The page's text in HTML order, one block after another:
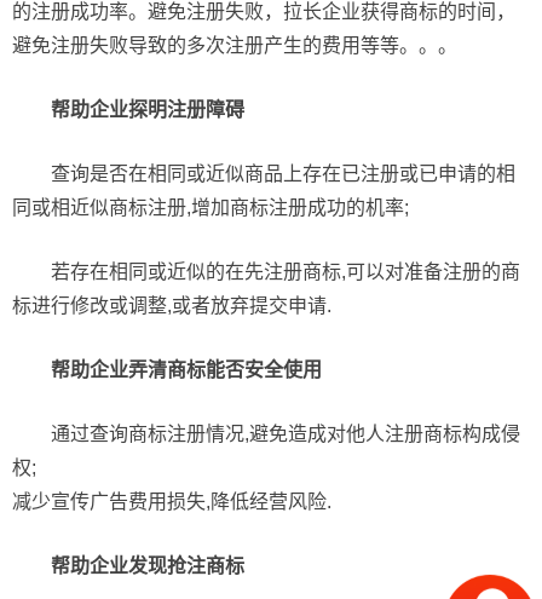
的注册成功率。避免注册失败，拉长企业获得商标的时间，
避免注册失败导致的多次注册产生的费用等等。。。
帮助企业探明注册障碍
查询是否在相同或近似商品上存在已注册或已申请的相
同或相近似商标注册,增加商标注册成功的机率;
若存在相同或近似的在先注册商标,可以对准备注册的商
标进行修改或调整,或者放弃提交申请.
帮助企业弄清商标能否安全使用
通过查询商标注册情况,避免造成对他人注册商标构成侵
权;
减少宣传广告费用损失,降低经营风险.
帮助企业发现抢注商标